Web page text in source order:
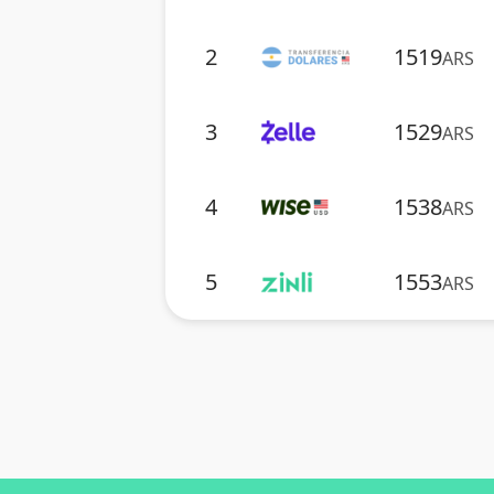
2 1519ARS
3 1529ARS
4 1538ARS
5 1553ARS